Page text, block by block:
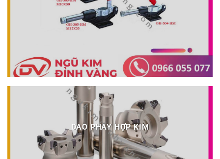
DAO PHAY HỢP KIM